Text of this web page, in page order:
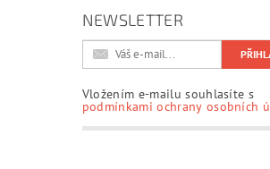
NEWSLETTER
Vložením e-mailu souhlasíte s
podmínkami ochrany osobních